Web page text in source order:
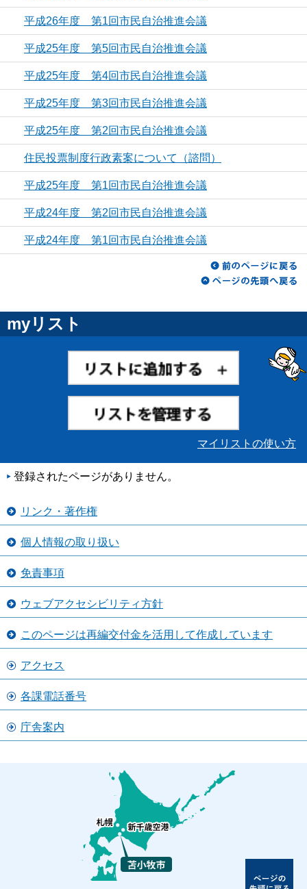
平成26年度 第1回市民自治推進会議
平成25年度 第5回市民自治推進会議
平成25年度 第4回市民自治推進会議
平成25年度 第3回市民自治推進会議
平成25年度 第2回市民自治推進会議
住民投票制度行政素案について（諮問）
平成25年度 第1回市民自治推進会議
平成24年度 第2回市民自治推進会議
平成24年度 第1回市民自治推進会議
myリスト
マイリストの使い方
登録されたページがありません。
リンク・著作権
個人情報の取り扱い
免責事項
ウェブアクセシビリティ方針
このページは再編交付金を活用して作成しています
アクセス
各課電話番号
庁舎案内